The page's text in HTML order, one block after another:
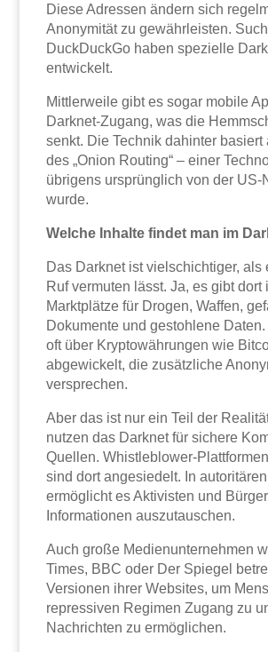
Diese Adressen ändern sich
Anonymität zu gewährleisten.
DuckDuckGo haben spezielle
entwickelt.
Mittlerweile gibt es sogar mobile
Darknet-Zugang, was die
senkt. Die Technik dahinter basiert
des „Onion Routing“ – einer
übrigens ursprünglich von der US-
wurde.
Welche Inhalte findet man im
Das Darknet ist vielschichtiger, als
Ruf vermuten lässt. Ja, es gibt dort
Marktplätze für Drogen, Waffen,
Dokumente und gestohlene
oft über Kryptowährungen wie
abgewickelt, die zusätzliche
versprechen.
Aber das ist nur ein Teil der
nutzen das Darknet für sichere
Quellen. Whistleblower-
sind dort angesiedelt. In
ermöglicht es Aktivisten und
Informationen auszutauschen.
Auch große Medienunternehmen
Times, BBC oder Der Spiegel
Versionen ihrer Websites, um
repressiven Regimen Zugang zu
Nachrichten zu ermöglichen.